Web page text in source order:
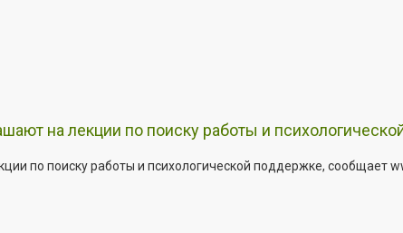
на лекции по поиску работы и
по поиску работы и психологической поддержке, сообщает